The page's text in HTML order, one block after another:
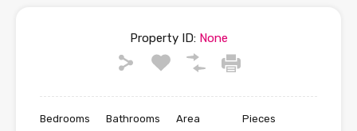
Property ID:None
Bedrooms Bathrooms Area Pieces